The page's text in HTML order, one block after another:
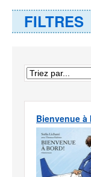
FILTRES
Bienvenue à